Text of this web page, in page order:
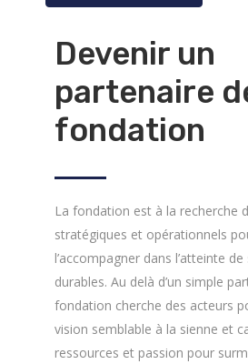
Devenir un
partenaire
fondation
La fondation est à la recherche
stratégiques et opérationnels
l’accompagner dans l’atteinte
durables. Au delà d’un simple
fondation cherche des acteurs
vision semblable à la sienne et
ressources et passion pour